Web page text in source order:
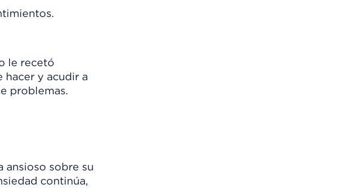
le recetó
hacer y acudir a
problemas.
ansioso sobre su
continúa,